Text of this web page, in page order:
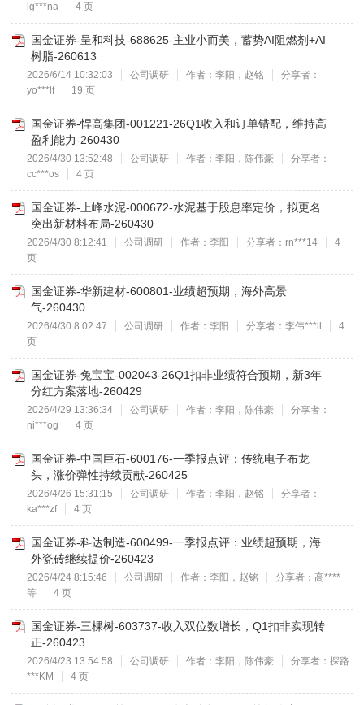
lg***na
4 页
国金证券-呈和科技-688625-主业小而美，蓄势AI阻燃剂+AI
树脂-260613
2026/6/14 10:32:03 公司调研 作者：李阳，赵铭
分享者：
yo***lf
19 页
国金证券-悍高集团-001221-26Q1收入和订单错配，维持高
盈利能力-260430
2026/4/30 13:52:48 公司调研 作者：李阳，陈伟豪
分享者：
cc***os
4 页
国金证券-上峰水泥-000672-水泥基于股息率定价，拟更名
突出新材料布局-260430
2026/4/30 8:12:41 公司调研 作者：李阳 分享者：rn***14
4
页
国金证券-华新建材-600801-业绩超预期，海外高景
气-260430
2026/4/30 8:02:47 公司调研 作者：李阳 分享者：李伟***ll
4
页
国金证券-兔宝宝-002043-26Q1扣非业绩符合预期，新3年
分红方案落地-260429
2026/4/29 13:36:34 公司调研 作者：李阳，陈伟豪
分享者：
ni***og
4 页
国金证券-中国巨石-600176-一季报点评：传统电子布龙
头，涨价弹性持续贡献-260425
2026/4/26 15:31:15 公司调研 作者：李阳，赵铭
分享者：
ka***zf
4 页
国金证券-科达制造-600499-一季报点评：业绩超预期，海
外瓷砖继续提价-260423
2026/4/24 8:15:46 公司调研 作者：李阳，赵铭
分享者：高****
等
4 页
国金证券-三棵树-603737-收入双位数增长，Q1扣非实现转
正-260423
2026/4/23 13:54:58 公司调研 作者：李阳，陈伟豪
分享者：探路
***KM
4 页